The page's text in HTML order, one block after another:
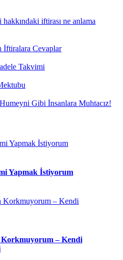
iftirası ne anlama
İftiralara Cevaplar
Takvimi
Gibi İnsanlara Muhtacız!
Yapmak İstiyorum
– Kendi